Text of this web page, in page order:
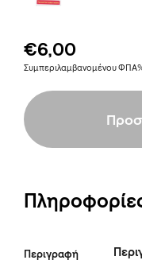
€6,00
Συμπεριλαμβανομένου
Περιγραφή